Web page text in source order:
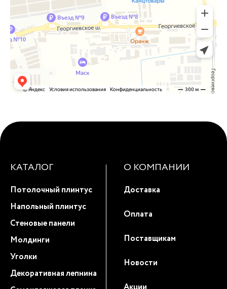
КАТАЛОГ
Потолочный плинтус
Напольный плинтус
Стеновые панели
Молдинги
Уголки
Декоративная лепнина
О КОМПАНИИ
Доставка
Оплата
Поставщикам
Новости